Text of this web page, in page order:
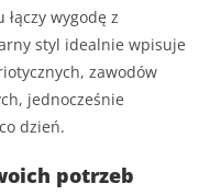
wygodę z
styl idealnie wpisuje
zawodów
jednocześnie
dzień.
potrzeb